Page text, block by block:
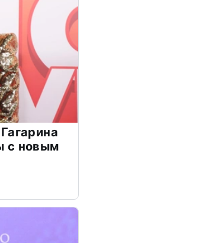
с новым